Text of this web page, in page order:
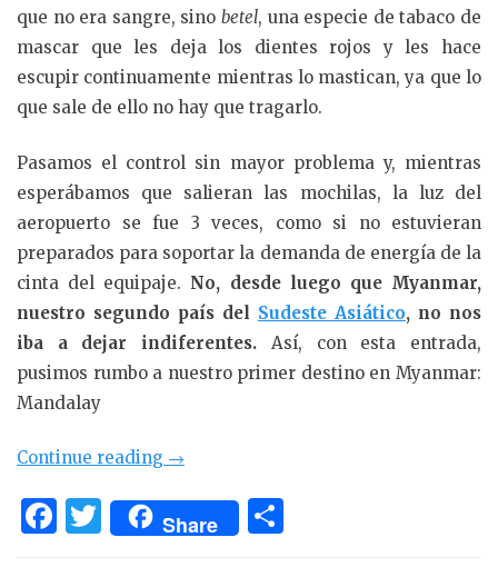
que no era sangre, sino betel, una especie de tabaco de
mascar que les deja los dientes rojos y les hace
escupir continuamente mientras lo mastican, ya que lo
que sale de ello no hay que tragarlo.
Pasamos el control sin mayor problema y, mientras
esperábamos que salieran las mochilas, la luz del
aeropuerto se fue 3 veces, como si no estuvieran
preparados para soportar la demanda de energía de la
cinta del equipaje. No, desde luego que Myanmar,
nuestro segundo país del Sudeste Asiático, no nos
iba a dejar indiferentes. Así, con esta entrada,
pusimos rumbo a nuestro primer destino en Myanmar:
Mandalay
Continue reading «Primer
con
→
F
T
w
Share